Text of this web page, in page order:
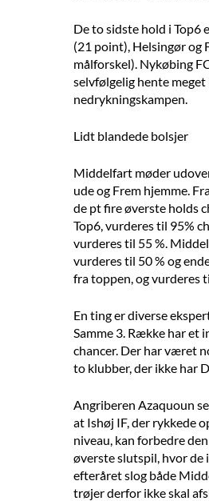
De to sidste hold i Top6
(21 point), Helsingør og
målforskel). Nykøbing
selvfølgelig hente
nedrykningskampen.
Lidt blandede bolsjer
Middelfart møder
ude og Frem hjemme.
de pt fire øverste holds
Top6, vurderes til 95%
vurderes til 55 %.
vurderes til 50 % og
fra toppen, og vurderes
En ting er diverse
Samme 3. Række har et
chancer. Der har været
to klubber, der ikke har
Angriberen Azaquoun
at Ishøj IF, der rykkede
niveau, kan forbedre
øverste slutspil, hvor de
efteråret slog både
trøjer derfor ikke skal